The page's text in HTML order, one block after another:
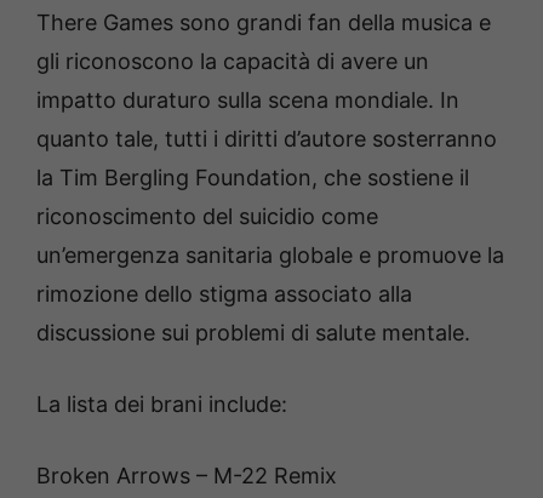
There Games sono grandi fan della musica e
gli riconoscono la capacità di avere un
impatto duraturo sulla scena mondiale. In
quanto tale, tutti i diritti d’autore sosterranno
la Tim Bergling Foundation, che sostiene il
riconoscimento del suicidio come
un’emergenza sanitaria globale e promuove la
rimozione dello stigma associato alla
discussione sui problemi di salute mentale.
La lista dei brani include:
Broken Arrows – M-22 Remix